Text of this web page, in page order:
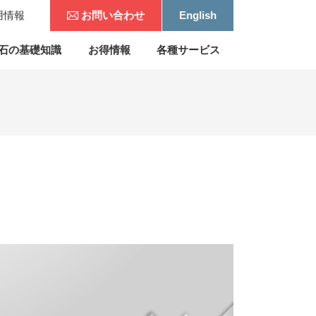
情報 お問い合わせ English
の基礎知識 お得情報 各種サービス